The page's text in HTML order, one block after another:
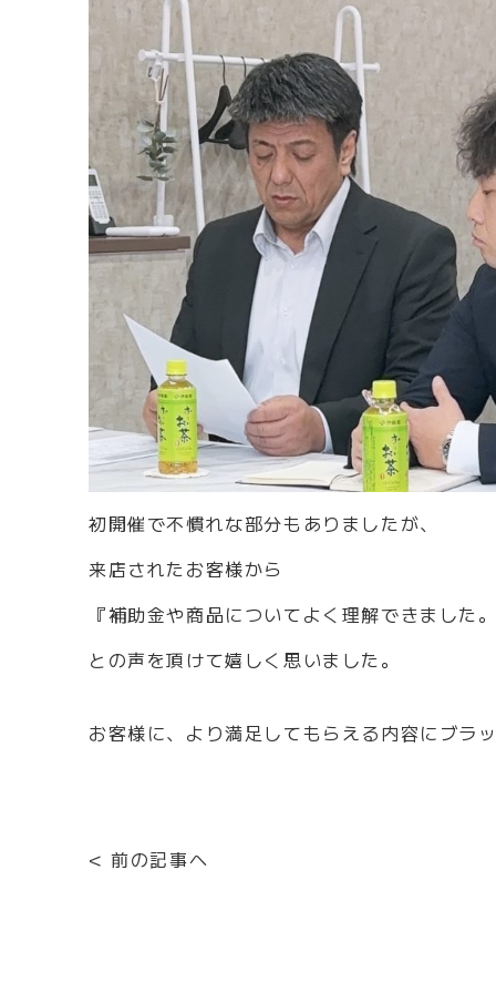
初開催で不慣れな部分もありましたが、
来店されたお客様から
『補助金や商品についてよく理解できました
との声を頂けて嬉しく思いました。
お客様に、より満足してもらえる内容にブラ
< 前の記事へ